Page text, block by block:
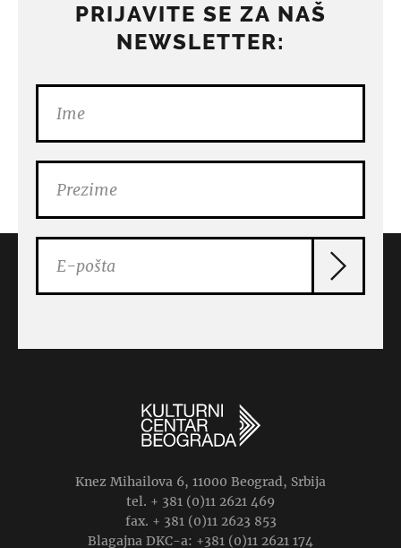
PRIJAVITE SE ZA NAŠ
NEWSLETTER:
Knez Mihailova 6, 11000 Beograd, Srbija
tel. + 381 (0)11 2621 469
fax. + 381 (0)11 2623 853
Blagajna DKC-a: +381 (0)11 2621 174